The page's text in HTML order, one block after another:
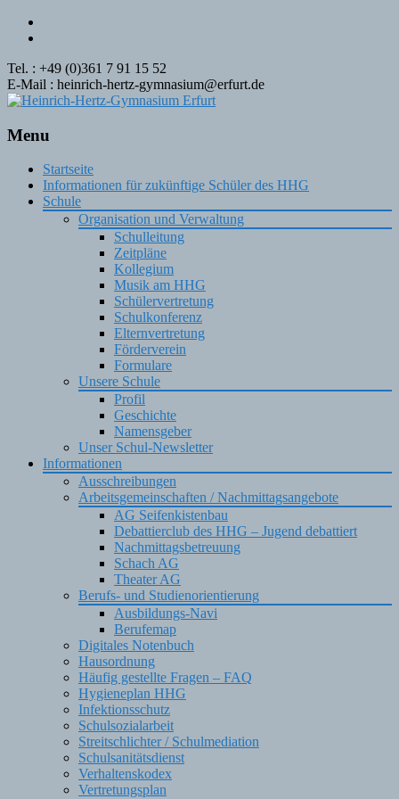
Tel. : +49 (0)361 7 91 15 52
E-Mail : heinrich-hertz-gymnasium@erfurt.de
Menu
Skip
content
Startseite
Informationen für zukünftige Schüler des HHG
Schule
Organisation und Verwaltung
Schulleitung
Zeitpläne
Kollegium
Musik am HHG
Schülervertretung
Schulkonferenz
Elternvertretung
Förderverein
Formulare
Unsere Schule
Profil
Geschichte
Namensgeber
Unser Schul-Newsletter
Informationen
Ausschreibungen
Arbeitsgemeinschaften / Nachmittagsangebote
AG Seifenkistenbau
Debattierclub des HHG – Jugend debattiert
Nachmittagsbetreuung
Schach AG
Theater AG
Berufs- und Studienorientierung
Ausbildungs-Navi
Berufemap
Digitales Notenbuch
Hausordnung
Häufig gestellte Fragen – FAQ
Hygieneplan HHG
Infektionsschutz
Schulsozialarbeit
Streitschlichter / Schulmediation
Schulsanitätsdienst
Verhaltenskodex
Vertretungsplan